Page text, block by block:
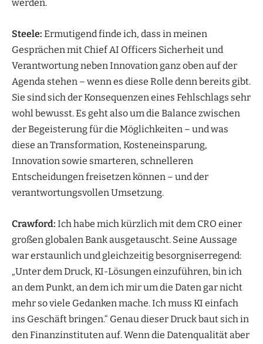
werden.
Steele: Ermutigend finde ich, dass in meinen
Gesprächen mit Chief AI Officers Sicherheit und
Verantwortung neben Innovation ganz oben auf der
Agenda stehen – wenn es diese Rolle denn bereits gibt.
Sie sind sich der Konsequenzen eines Fehlschlags sehr
wohl bewusst. Es geht also um die Balance zwischen
der Begeisterung für die Möglichkeiten – und was
diese an Transformation, Kosteneinsparung,
Innovation sowie smarteren, schnelleren
Entscheidungen freisetzen können – und der
verantwortungsvollen Umsetzung.
Crawford: Ich habe mich kürzlich mit dem CRO einer
großen globalen Bank ausgetauscht. Seine Aussage
war erstaunlich und gleichzeitig besorgniserregend:
„Unter dem Druck, KI-Lösungen einzuführen, bin ich
an dem Punkt, an dem ich mir um die Daten gar nicht
mehr so viele Gedanken mache. Ich muss KI einfach
ins Geschäft bringen.“ Genau dieser Druck baut sich in
den Finanzinstituten auf. Wenn die Datenqualität aber